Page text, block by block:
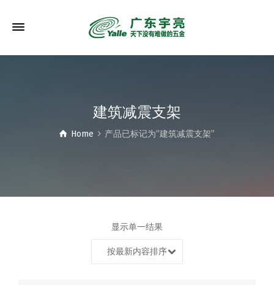
建筑减震支架
Home 产品已标记为“建筑减震支架”
显示单一结果
按最新内容排序